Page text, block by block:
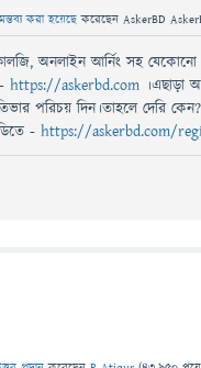
মন্তব্য করা হয়েছেকরেছেন AskerBD
অনলাইন আর্নিং সহ
https://askerbd.com ।এছাড়া
পরিচয় দিন।তাহলে দেরি
- https://askerbd.com/